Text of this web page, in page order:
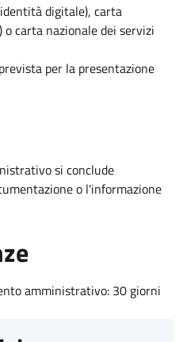
digitale), carta
o carta nazionale dei servizi
per la presentazione
si conclude
o l'informazione
amministrativo: 30 giorni